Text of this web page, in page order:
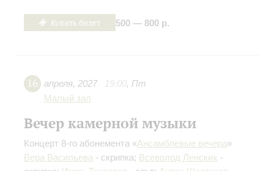
Купить билет 500 — 800 р.
16 апреля, 2027 19:00, Пт
Малый зал
Вечер камерной музыки
Концерт 8-го абонемента «Ансамблевые вечера»
Вера Васильева - скрипка; Всеволод Ленских -